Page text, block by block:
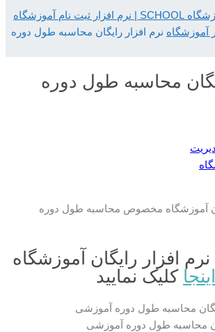
نرم افزار مدیریت آموزشگاه SCHOOL | نرم افزار ثبت نام آموزشگاه
آموزشگاه نرم افزار رایگان محاسبه طول دوره
محاسبه طول دوره
آموزشگاه مخصوص محاسبه طول دوره
افزار رایگان آموزشگاه
اینجا کلیک نمایید
محاسبه طول دوره آموزشی